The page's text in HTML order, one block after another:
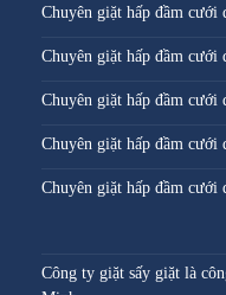
Chuyên giặt hấp đầm cưới
Chuyên giặt hấp đầm cưới
Chuyên giặt hấp đầm cưới
Chuyên giặt hấp đầm cưới
Chuyên giặt hấp đầm cưới
Công ty giặt sấy giặt là